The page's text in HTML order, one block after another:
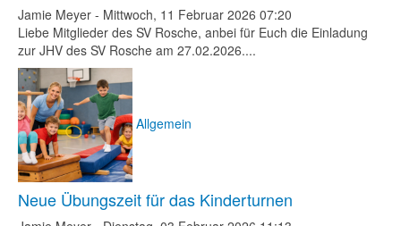
Jamie Meyer - Mittwoch, 11 Februar 2026 07:20
Liebe Mitglieder des SV Rosche, anbei für Euch die Einladung
zur JHV des SV Rosche am 27.02.2026....
Allgemein
Neue Übungszeit für das Kinderturnen